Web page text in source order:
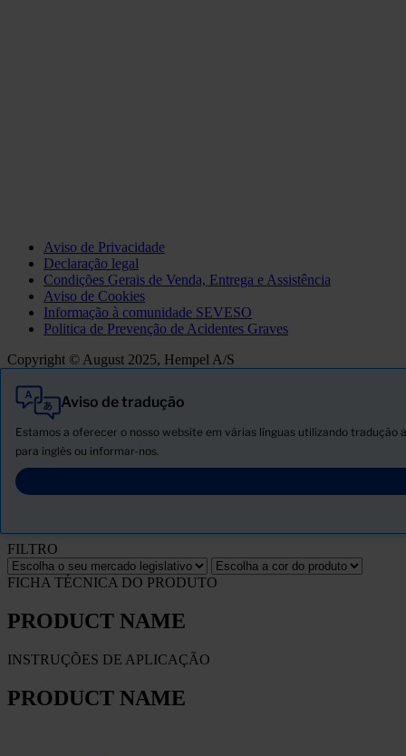
Aviso de Privacidade
Declaração legal
Condições Gerais de Venda, Entrega e Assistência
Aviso de Cookies
Informação à comunidade SEVESO
Politica de Prevenção de Acidentes Graves
Copyright © August 2025, Hempel A/S
Aviso de tradução
Estamos a oferecer o nosso website em várias línguas utilizando
para inglês ou informar-nos.
Tudo
Produtos
Descarregar ficha de segurança
FILTRO
FICHA TÉCNICA DO PRODUTO
PRODUCT NAME
INSTRUÇÕES DE APLICAÇÃO
PRODUCT NAME